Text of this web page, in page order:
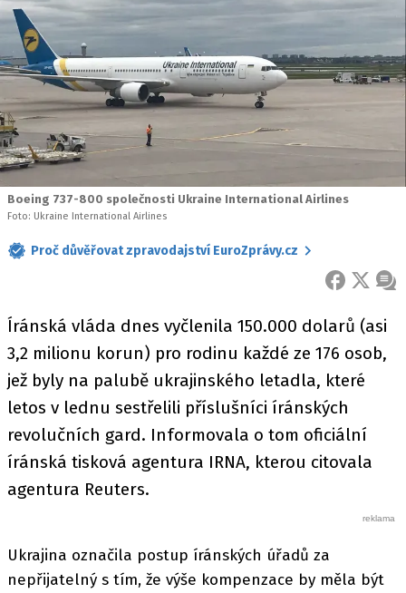
Boeing 737-800 společnosti Ukraine International Airlines
Foto: Ukraine International Airlines
Proč důvěřovat zpravodajství EuroZprávy.cz
FACEBOOK
X
Íránská vláda dnes vyčlenila 150.000 dolarů (asi
3,2 milionu korun) pro rodinu každé ze 176 osob,
jež byly na palubě ukrajinského letadla, které
letos v lednu sestřelili příslušníci íránských
revolučních gard. Informovala o tom oficiální
íránská tisková agentura IRNA, kterou citovala
agentura Reuters.
Ukrajina označila postup íránských úřadů za
nepřijatelný s tím, že výše kompenzace by měla být